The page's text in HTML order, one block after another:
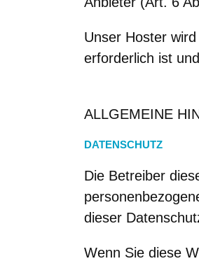
Unser Hoster
erforderlich ist
ALLGEMEINE
DATENSCHUTZ
Die Betreiber
dieser
Wenn Sie diese